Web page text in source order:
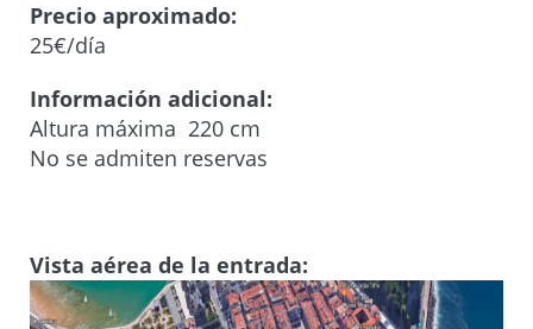
Precio aproximado:
25€/día
Información adicional:
Altura máxima 220 cm
No se admiten reservas
Vista aérea de la entrada: